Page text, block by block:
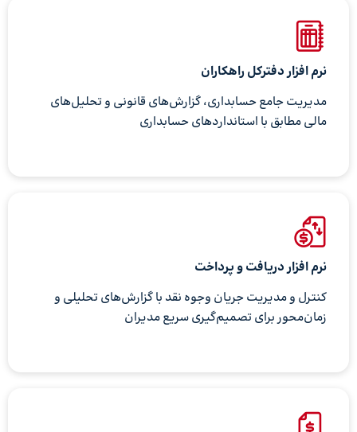
نرم افزار دفترکل راهکاران
مدیریت جامع حسابداری، گزارش‌های قانونی و تحلیل‌های
مالی مطابق با استانداردهای حسابداری
نرم افزار دریافت و پرداخت
کنترل و مدیریت جریان وجوه نقد با گزارش‌های تحلیلی و
زمان‌محور برای تصمیم‌گیری سریع مدیران